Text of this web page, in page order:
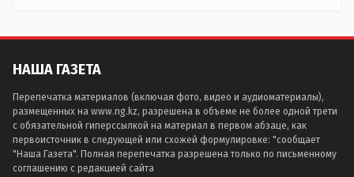
НАША ГАЗЕТА
Перепечатка материалов (включая фото, видео и аудиоматериалы),
размещенных на www.ng.kz, разрешена в объеме не более одной трети
с обязательной гиперссылкой на материал в первом абзаце, как
первоисточник в следующей или схожей формулировке: "сообщает
"Наша Газета". Полная перепечатка разрешена только по письменному
соглашению с редакцией сайта